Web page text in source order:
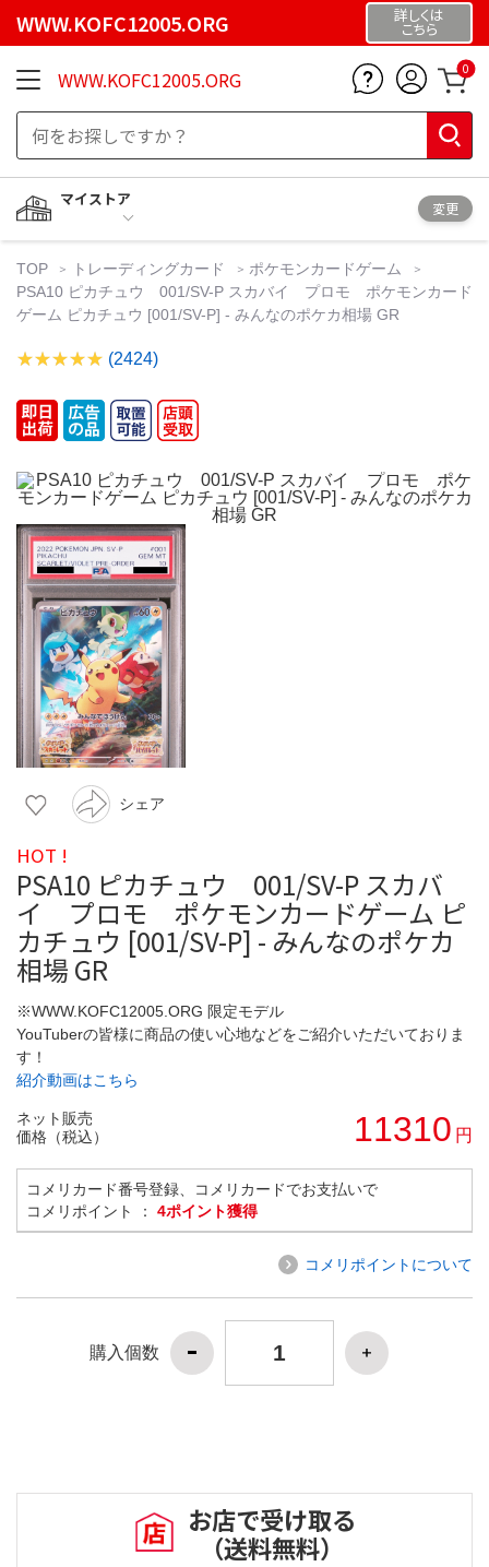
WWW.KOFC12005.ORG 詳しくは
こちら
WWW.KOFC12005.ORG 0
マイストア
変更
TOP トレーディングカード
ポケモンカードゲーム
PSA10 ピカチュウ 001/SV-P スカバイ プロモ ポケモンカード
ゲーム ピカチュウ [001/SV-P] - みんなのポケカ相場 GR
(2424)
シェア
HOT !
PSA10 ピカチュウ 001/SV-P スカバ
イ プロモ ポケモンカードゲーム ピ
カチュウ [001/SV-P] - みんなのポケカ
相場 GR
※WWW.KOFC12005.ORG 限定モデル
YouTuberの皆様に商品の使い心地などをご紹介いただいておりま
す！
紹介動画はこちら
ネット販売
価格（税込）
11310 円
コメリカード番号登録、コメリカードでお支払いで
コメリポイント ： 4ポイント獲得
コメリポイントについて
購入個数
お店で受け取る
（送料無料）